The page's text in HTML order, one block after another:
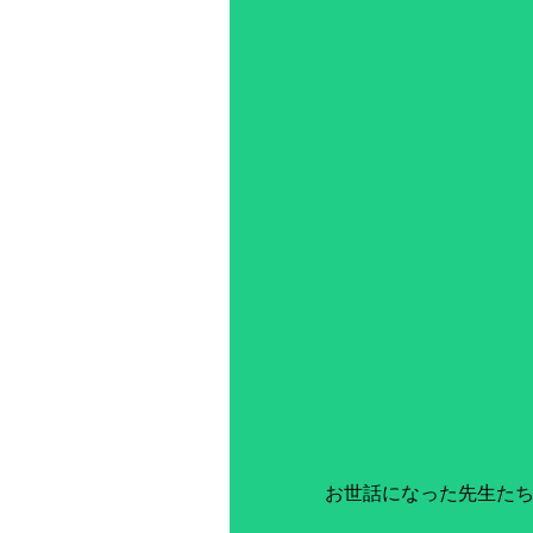
お世話になった先生た